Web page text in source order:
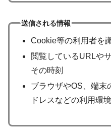
送信される情報
Cookie等の利用者を
閲覧しているURLや
その時刻
ブラウザやOS、端末
ドレスなどの利用環